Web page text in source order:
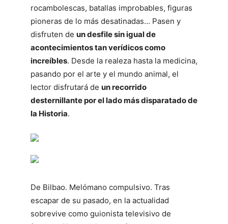
rocambolescas, batallas improbables, figuras
pioneras de lo más desatinadas… Pasen y
disfruten de un desfile sin igual de
acontecimientos tan verídicos como
increíbles. Desde la realeza hasta la medicina,
pasando por el arte y el mundo animal, el
lector disfrutará de un recorrido
desternillante por el lado más disparatado de
la Historia.
De Bilbao. Melómano compulsivo. Tras
escapar de su pasado, en la actualidad
sobrevive como guionista televisivo de